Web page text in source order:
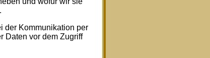
der Kommunikation per
Daten vor dem Zugriff